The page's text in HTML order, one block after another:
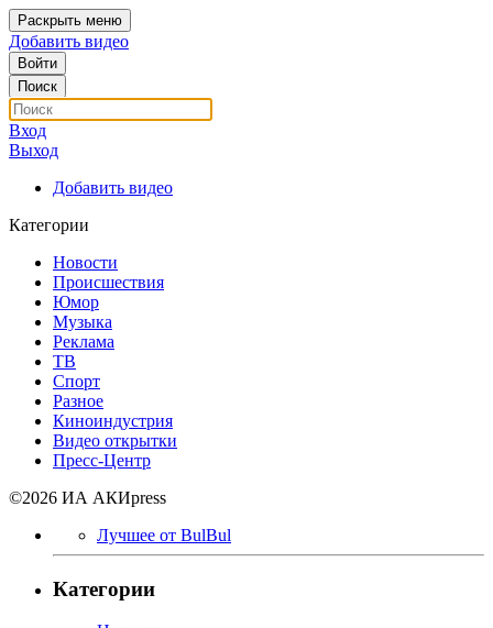
Раскрыть меню
Добавить видео
Войти
Поиск
Вход
Выход
Добавить видео
Категории
Новости
Происшествия
Юмор
Музыка
Реклама
ТВ
Спорт
Разное
Киноиндустрия
Видео открытки
Пресс-Центр
©2026 ИА АКИpress
Лучшее от BulBul
Категории